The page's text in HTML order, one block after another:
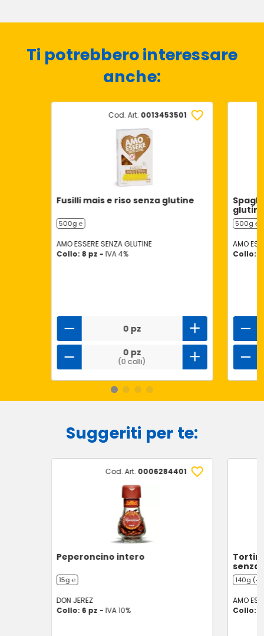
Ti potrebbero interessare
anche:
Cod. Art. 0013453501
Fusilli mais e riso senza glutine
500g ℮
AMO ESSERE SENZA GLUTINE
Collo: 8 pz - IVA 4%
0 pz
0 pz
(0 colli)
500g ℮
AMO
Collo:
Suggeriti per te:
Cod. Art. 0006284401
Peperoncino intero
15g ℮
DON JEREZ
Collo: 6 pz - IVA 10%
senza
140g (4
AMO
Collo: